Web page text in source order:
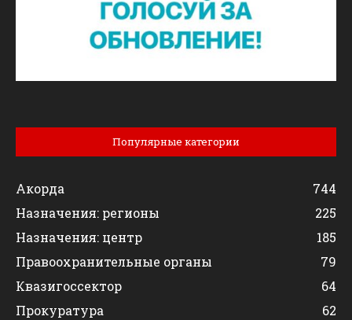
Популярные категории
Акорда
744
Назначения: регионы
225
Назначения: центр
185
Правоохранительные органы
79
Квазигоссектор
64
Прокуратура
62